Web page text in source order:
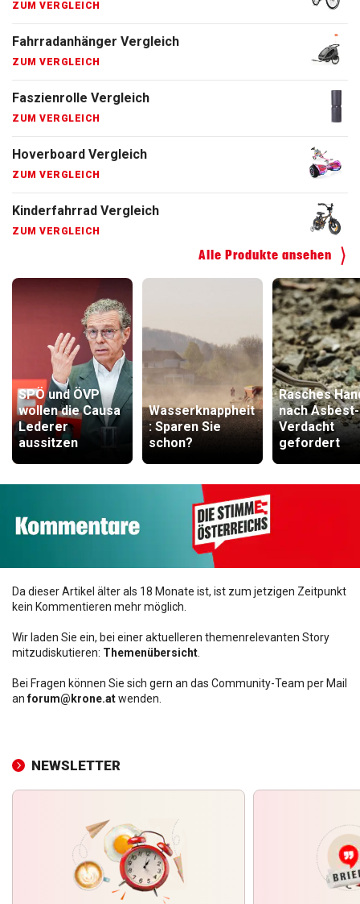
ZUM VERGLEICH
ZUM VERGLEICH
ZUM VERGLEICH
ZUM VERGLEICH
Alle Produkte ansehen
SPÖ und ÖVP
wollen die Causa
Lederer
aussitzen
Wasserknappheit
: Sparen Sie
schon?
Rasches
nach Asbest-
Verdacht
gefordert
Da dieser Artikel älter als 18 Monate ist, ist zum jetzigen Zeitpunkt
kein Kommentieren mehr möglich.
Wir laden Sie ein, bei einer aktuelleren themenrelevanten Story
mitzudiskutieren: Themenübersicht
Bei Fragen können Sie sich gern an das Community-Team per Mail
anforum@krone.atwenden.
NEWSLETTER